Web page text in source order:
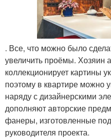
. Все, что можно было
увеличить проёмы. Хозяин
коллекционирует картины
поэтому в квартире можно
наряду с дизайнерскими
дополняют авторские
фанеры, изготовленные
руководителя проекта.